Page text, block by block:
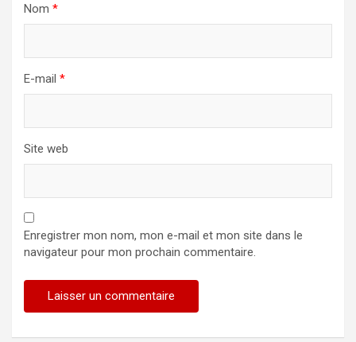
Nom *
E-mail *
Site web
Enregistrer mon nom, mon e-mail et mon site dans le
navigateur pour mon prochain commentaire.